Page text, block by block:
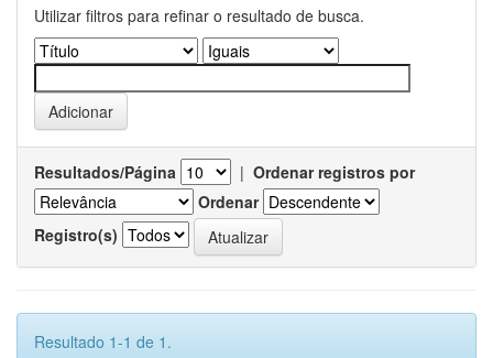
Utilizar filtros para refinar o resultado de busca.
Resultados/Página | Ordenar registros por
Ordenar
Registro(s)
Resultado 1-1 de 1.